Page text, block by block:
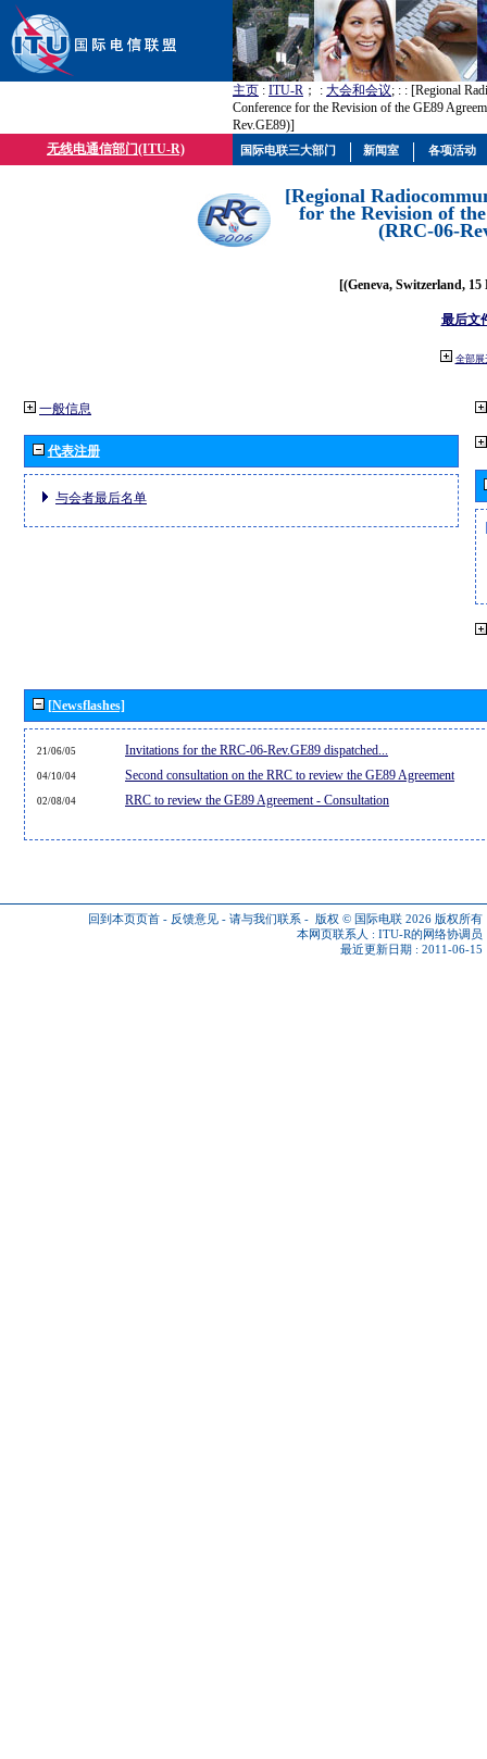
主页 : ITU-R ； : 大会和会议; : : [Regional
Conference for the Revision of the GE89
Rev.GE89)]
无线电通信部门(ITU-R)
[Regional
for the Revision of
(RRC-06-
[(Geneva, Switzerland, 15
最后文
全部展
一般信息
代表注册
与会者最后名单
[Newsflashes]
21/06/05 Invitations for the RRC-06-Rev.GE89 dispatched...
04/10/04 Second consultation on the RRC to review the GE89 Agreement
02/08/04 RRC to review the GE89 Agreement - Consultation
回到本页页首 - 反馈意见 - 请与我们联系 - 版权 © 国际电联 2026 版权所有
本网页联系人 : ITU-R的网络协调员
最近更新日期 : 2011-06-15
国际电联三大部门 新闻室 各项活动